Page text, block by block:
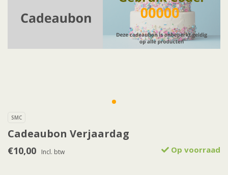
SMC
Cadeaubon Verjaardag
€10,00 Incl. btw Op voorraad